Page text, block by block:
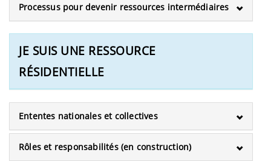
Processus pour devenir ressources intermédiaires
JE SUIS UNE RESSOURCE
RÉSIDENTIELLE
Ententes nationales et collectives
Rôles et responsabilités (en construction)